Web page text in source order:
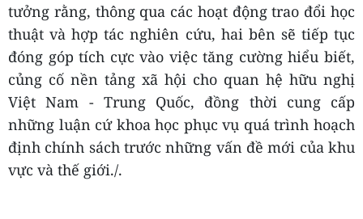
tưởng rằng, thông qua các hoạt động trao đổi học
thuật và hợp tác nghiên cứu, hai bên sẽ tiếp tục
đóng góp tích cực vào việc tăng cường hiểu biết,
củng cố nền tảng xã hội cho quan hệ hữu nghị
Việt Nam - Trung Quốc, đồng thời cung cấp
những luận cứ khoa học phục vụ quá trình hoạch
định chính sách trước những vấn đề mới của khu
vực và thế giới./.